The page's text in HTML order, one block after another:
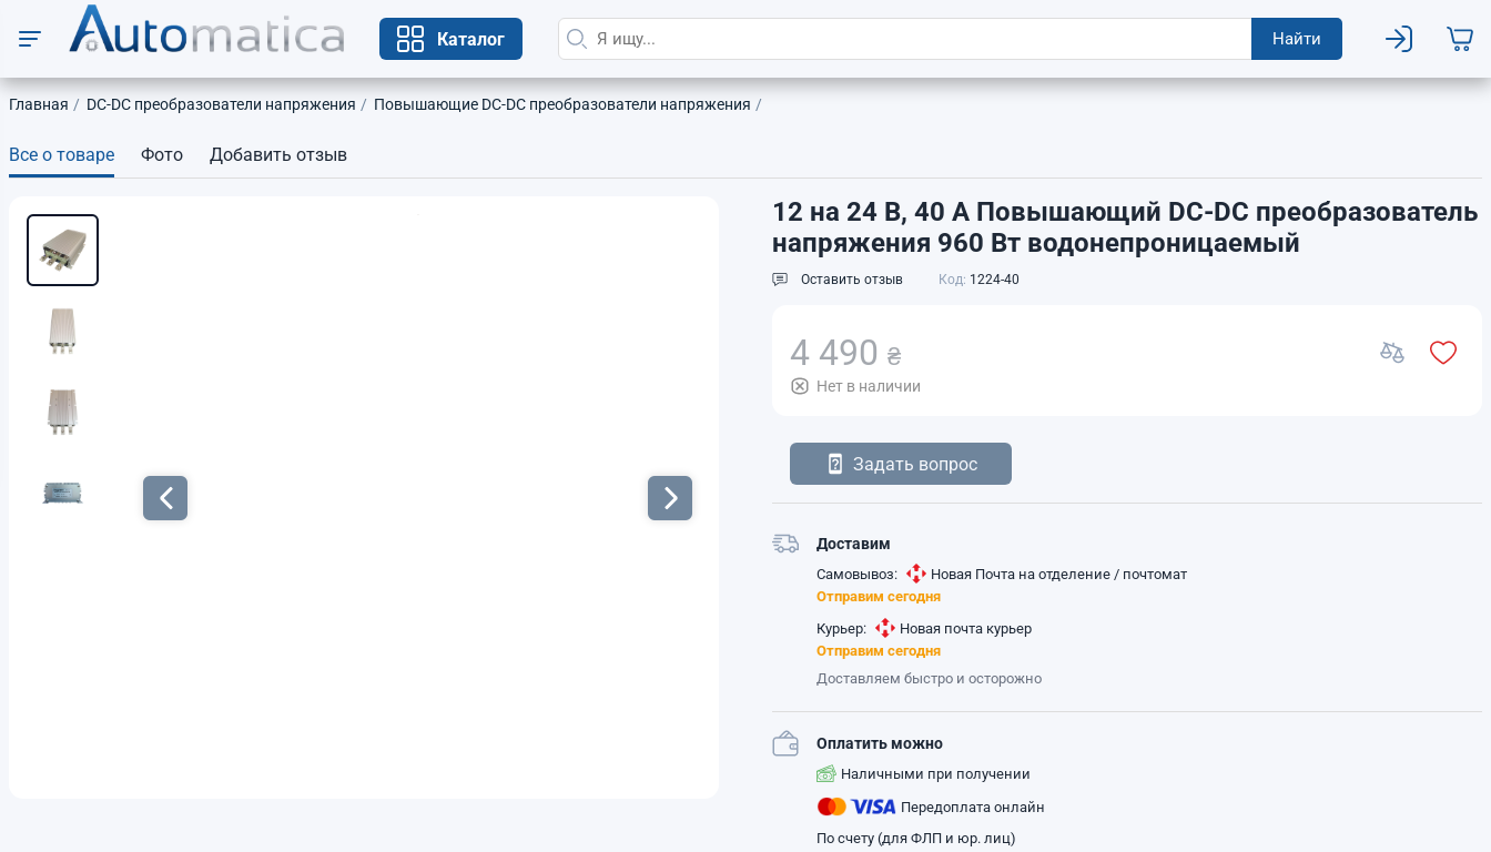
Каталог Найти
Главная DC-DC преобразователи напряжения Повышающие DC-DC преобразователи напряжения
Все о товаре Фото Добавить отзыв
12 на 24 В, 40 А Повышающий DC-DC преобразователь
напряжения 960 Вт водонепроницаемый
Оставить отзыв Код: 1224-40
4 490 ₴
Нет в наличии
Задать вопрос
Доставим
Самовывоз:
Новая Почта на отделение / почтомат
Отправим сегодня
Курьер:
Новая почта курьер
Отправим сегодня
Доставляем быстро и осторожно
Оплатить можно
Наличными при получении
Передоплата онлайн
По счету (для ФЛП и юр. лиц)